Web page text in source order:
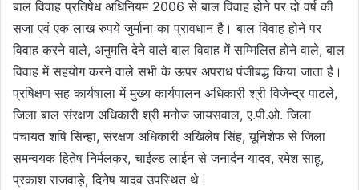
बाल विवाह प्रतिषेध अधिनियम 2006 से बाल विवाह होने पर दो वर्ष की
सजा एवं एक लाख रुपये जुर्माना का प्रावधान है। बाल विवाह होने पर
विवाह करने वाले, अनुमति देने वाले बाल विवाह में सम्मिलित होने वाले, बाल
विवाह में सहयोग करने वाले सभी के ऊपर अपराध पंजीबद्ध किया जाता है।
प्रषिक्षण सह कार्यषाला में मुख्य कार्यपालन अधिकारी श्री विजेन्द्र पाटले,
जिला बाल संरक्षण अधिकारी श्री मनोज जायसवाल, ए.पी.ओ. जिला
पंचायत शषि सिन्हा, संरक्षण अधिकारी अखिलेष सिंह, यूनिशेफ से जिला
समन्वयक हितेष निर्मलकर, चाईल्ड लाईन से जनार्दन यादव, रमेश साहू,
प्रकाश राजवाड़े, दिनेष यादव उपस्थित थे।